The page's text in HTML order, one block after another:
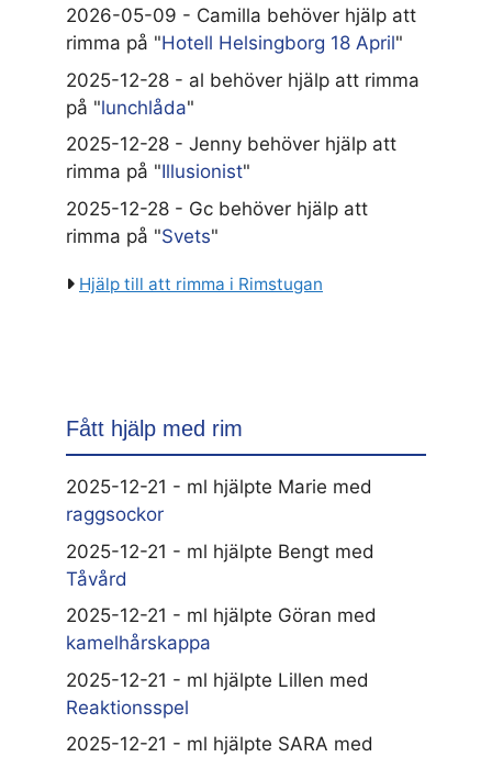
2026-05-09 - Camilla behöver hjälp att
rimma på "Hotell Helsingborg 18 April"
2025-12-28 - al behöver hjälp att rimma
på "lunchlåda"
2025-12-28 - Jenny behöver hjälp att
rimma på "Illusionist"
2025-12-28 - Gc behöver hjälp att
rimma på "Svets"
Hjälp till att rimma i Rimstugan
Fått hjälp med rim
2025-12-21 - ml hjälpte Marie med
raggsockor
2025-12-21 - ml hjälpte Bengt med
Tåvård
2025-12-21 - ml hjälpte Göran med
kamelhårskappa
2025-12-21 - ml hjälpte Lillen med
Reaktionsspel
2025-12-21 - ml hjälpte SARA med